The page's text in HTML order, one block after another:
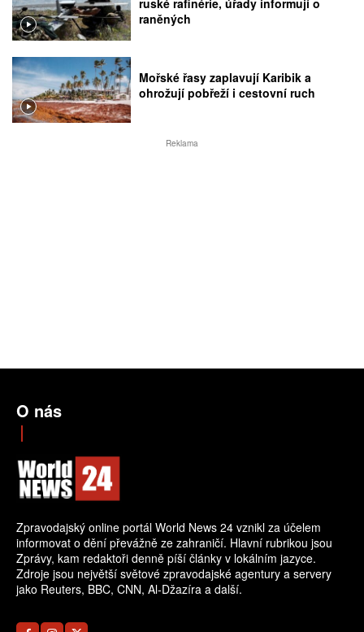
ruské rafinérie, úřady informují o
raněných
Mořské řasy zaplavují Karibik a
ohrožují pobřeží i cestovní ruch
Reklama
O nás
Zpravodajský online portál World News 24 vznikl za účelem
informovat o dění převážně ze zahraničí. Hlavní rubrikou jsou
Zprávy, kam redaktoři denně píší články v lokálním jazyce.
Zdroje jsou největší světové zpravodajské agentury a servery
jako Reuters, BBC, CNN, Al-Džazíra a další.